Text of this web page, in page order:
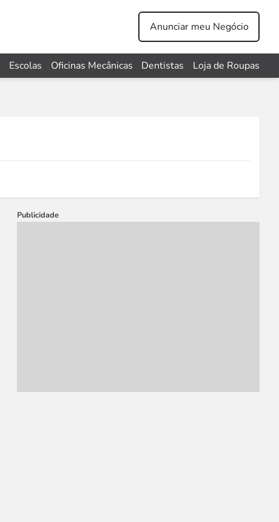
Anunciar meu Negócio
Escolas Oficinas Mecânicas Dentistas Loja de Roupas
Publicidade